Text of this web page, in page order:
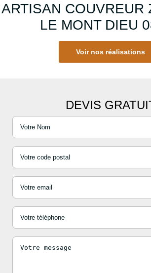
ARTISAN COUVREUR
LE MONT DIEU
Voir nos réalisations
DEVIS